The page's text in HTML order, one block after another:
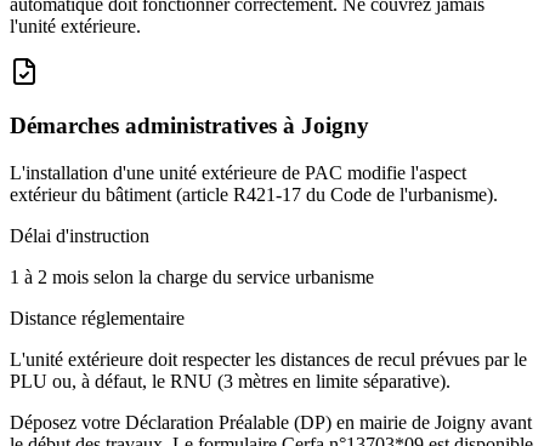
l'unité extérieure.
Démarches administratives à Joigny
L'installation d'une unité extérieure de PAC modifie l'aspect
extérieur du bâtiment (article R421-17 du Code de l'urbanisme).
Délai d'instruction
1 à 2 mois selon la charge du service urbanisme
Distance réglementaire
L'unité extérieure doit respecter les distances de recul prévues par le
PLU ou, à défaut, le RNU (3 mètres en limite séparative).
Déposez votre Déclaration Préalable (DP) en mairie de Joigny avant